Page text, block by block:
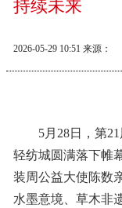
持续未来
2026-05-29 10:51 来源：
5月28日，第
轻纺城圆满落下帷
装周公益大使陈数
水墨意境、草木非